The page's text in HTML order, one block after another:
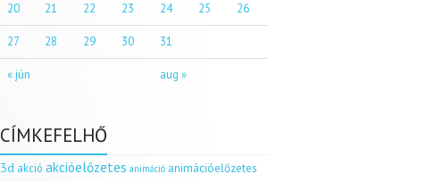
« jún aug »
20 21 22 23 24 25 26
27 28 29 30 31
CÍMKEFELHŐ
3d akció akcióelőzetes animáció animációelőzetes